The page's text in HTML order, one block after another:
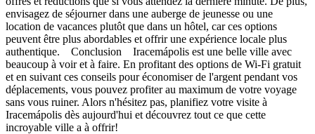
envisagez de séjourner dans une auberge de jeunesse ou une
location de vacances plutôt que dans un hôtel, car ces options
peuvent être plus abordables et offrir une expérience locale plus
authentique. Conclusion Iracemápolis est une belle ville avec
beaucoup à voir et à faire. En profitant des options de Wi-Fi gratuit
et en suivant ces conseils pour économiser de l'argent pendant vos
déplacements, vous pouvez profiter au maximum de votre voyage
sans vous ruiner. Alors n'hésitez pas, planifiez votre visite à
Iracemápolis dès aujourd'hui et découvrez tout ce que cette
incroyable ville a à offrir!